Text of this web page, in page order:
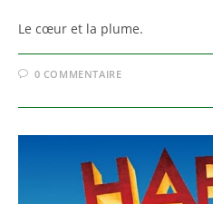
Le cœur et la plume.
0 COMMENTAIRE